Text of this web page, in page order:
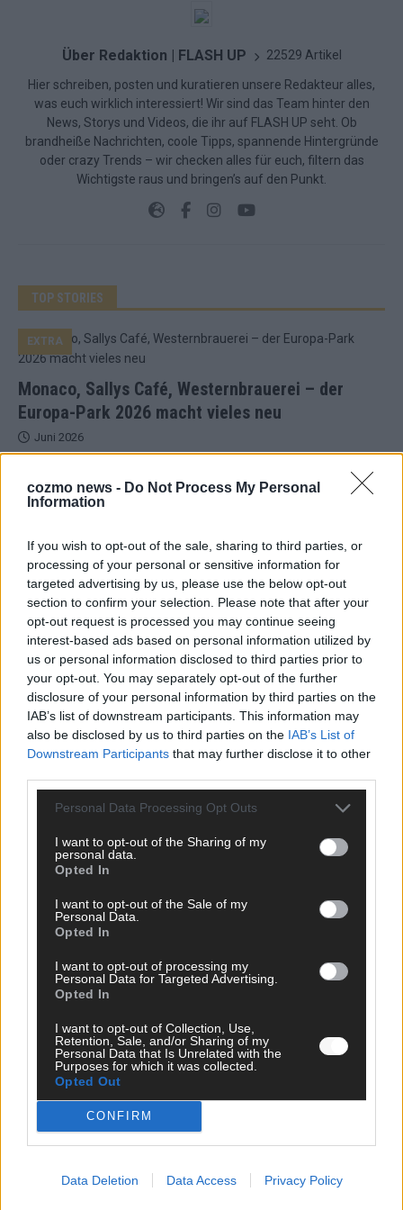
cozmo news - Do Not Process My Personal
Information
If you wish to opt-out of the sale, sharing to third parties, or
processing of your personal or sensitive information for
targeted advertising by us, please use the below opt-out
section to confirm your selection. Please note that after your
opt-out request is processed you may continue seeing
interest-based ads based on personal information utilized by
us or personal information disclosed to third parties prior to
your opt-out. You may separately opt-out of the further
disclosure of your personal information by third parties on the
IAB’s list of downstream participants. This information may
also be disclosed by us to third parties on the IAB’s List of
Downstream Participants that may further disclose it to other
Personal Data Processing Opt Outs
I want to opt-out of the Sharing of my
personal data.
Opted In
I want to opt-out of the Sale of my
Personal Data.
Opted In
I want to opt-out of processing my
Personal Data for Targeted Advertising.
Opted In
I want to opt-out of Collection, Use,
Retention, Sale, and/or Sharing of my
Personal Data that Is Unrelated with the
Purposes for which it was collected.
Opted Out
CONFIRM
Data Deletion Data Access Privacy Policy
Über Redaktion | FLASH UP 22529 Artikel
Hier schreiben, posten und kuratieren unsere Redakteur alles,
was euch wirklich interessiert! Wir sind das Team hinter den
News, Storys und Videos, die ihr auf FLASH UP seht. Ob
brandheiße Nachrichten, coole Tipps, spannende Hintergründe
oder crazy Trends – wir checken alles für euch, filtern das
Wichtigste raus und bringen’s auf den Punkt.
TOP STORIES
Monaco, Sallys Café, Westernbrauerei – der
Europa-Park 2026 macht vieles neu
EXTRA
Juni 2026
DARA gewinnt verdient, Israel beunruhigend –
unser Kommentar zum ESC 2026
KOMMENTAR
Mai 2026
KOMMENTAR
ESC-Finale morgen: Finnland Favorit, Australien
aufgestiegen – alle 25 Acts im Kurzcheck
Mai 2026
KOMMENTAR
war solide, aber kein Feuerwerk
Mai 2026
sechs zittern, einer chancenlos!
Mai 2026
KOMMENTAR
Wer zahlt, steht im Finale – ist das beim ESC wirklich fair?
Eurovision Song Contest 2026: Das erste Halbfinale – der
Abend in Bildern
Mai 2026